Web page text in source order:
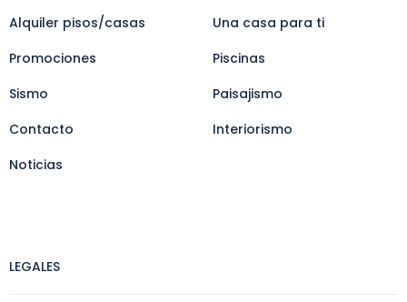
Alquiler pisos/casas
Promociones
Sismo
Contacto
Noticias
Una casa para ti
Piscinas
Paisajismo
Interiorismo
LEGALES